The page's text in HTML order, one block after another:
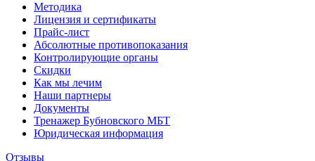
Методика
Лицензия и сертификаты
Прайс-лист
Абсолютные противопоказания
Контролирующие органы
Скидки
Как мы лечим
Наши партнеры
Документы
Тренажер Бубновского МБТ
Юридическая информация
Отзывы